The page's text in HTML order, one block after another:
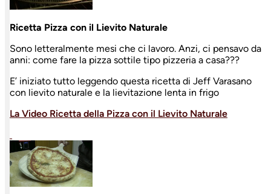
Ricetta Pizza con il Lievito Naturale
Sono letteralmente mesi che ci lavoro. Anzi, ci pensavo da
anni: come fare la pizza sottile tipo pizzeria a casa???
E’ iniziato tutto leggendo questa ricetta di Jeff Varasano
con lievito naturale e la lievitazione lenta in frigo
La Video Ricetta della Pizza con il Lievito Naturale